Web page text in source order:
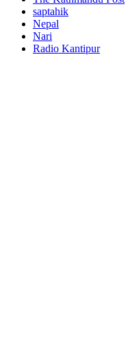
saptahik
Nepal
Nari
Radio Kantipur